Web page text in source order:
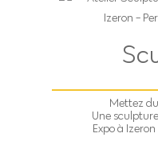
Mettez
Une
Expo à